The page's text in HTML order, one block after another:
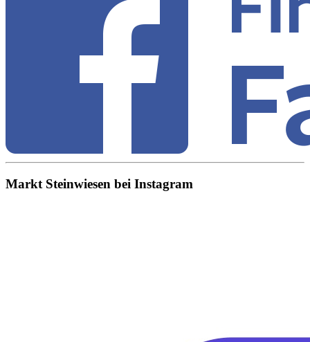
Markt Steinwiesen bei Instagram